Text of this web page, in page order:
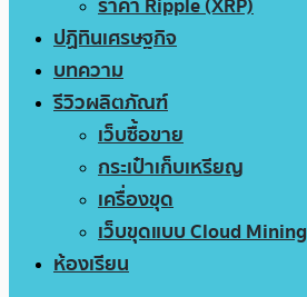
ปฏิทินเศรษฐกิจ
บทความ
รีวิวผลิตภัณฑ์
เว็บซื้อขาย
กระเป๋าเก็บเหรียญ
เครื่องขุด
เว็บขุดแบบ Cloud Mining
ห้องเรียน